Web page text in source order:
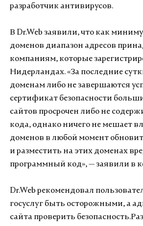
разработчик антивирусов.
В Dr.Web заявили, что как
доменов диапазон адресов
компаниям, которые
Нидерландах. «За последние
доменам либо не завершаются
сертификат безопасности
сайтов просрочен либо не
кода, однако ничего не мешает
доменов в любой момент
и разместить на этих доменах
программный код», — заявили в
Dr.Web рекомендовал
госуслуг быть осторожными, а
сайта проверить